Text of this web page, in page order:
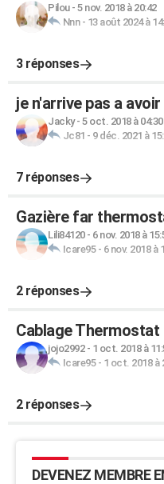
Pilou- 5 nov. 2018 à 20:42
Nnn- 13 août 2024 à
3 réponses
je n'arrive pas a
Jacky- 5 oct. 2018 à 04:30
Jc81 - 9 déc. 2021 à
7 réponses
Gazière far
Lili84120- 6 nov. 2018 à
Icare95- 6 nov. 2018 à
2 réponses
Cablage
jojo2992- 1 oct. 2018 à
Icare95- 1 oct. 2018 à
2 réponses
DEVENEZ MEMBRE